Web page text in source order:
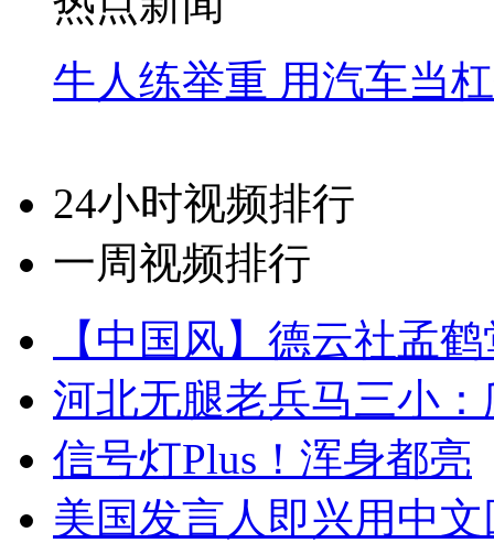
牛人练举重 用汽车当
24小时视频排行
一周视频排行
【中国风】德云社孟
河北无腿老兵马三小
信号灯Plus！浑身都亮
美国发言人即兴用中